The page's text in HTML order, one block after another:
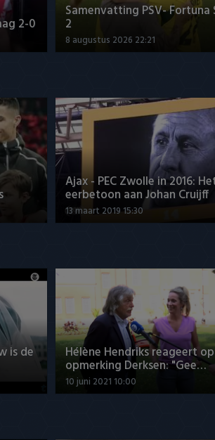
2-0
Samenvatting PSV-
2
8 augustus 2026 22:21
Ajax - PEC Zwolle in 2016:
eerbetoon aan Johan Cruijff
13 maart 2019 15:30
is de Hélène Hendriks reageert
opmerking Derksen: "Gee…
10 juni 2021 10:00